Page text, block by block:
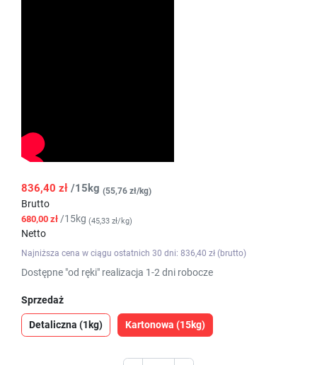
836,40 zł /15kg (55,76 zł/kg)
Brutto
680,00 zł /15kg (45,33 zł/kg)
Netto
Najniższa cena w ciągu ostatnich 30 dni: 836,40 zł (brutto)
Dostępne "od ręki" realizacja 1-2 dni robocze
Sprzedaż
Detaliczna (1kg) Kartonowa (15kg)